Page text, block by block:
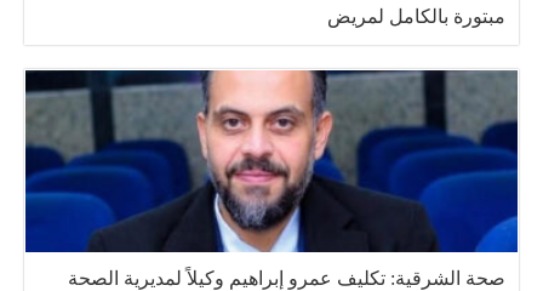
مبتورة بالكامل لمريض
صحة الشرقية: تكليف عمرو إبراهيم وكيلاً لمديرية الصحة